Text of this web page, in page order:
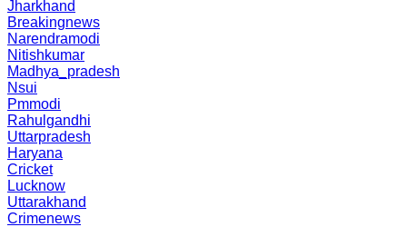
Jharkhand
Breakingnews
Narendramodi
Nitishkumar
Madhya_pradesh
Nsui
Pmmodi
Rahulgandhi
Uttarpradesh
Haryana
Cricket
Lucknow
Uttarakhand
Crimenews